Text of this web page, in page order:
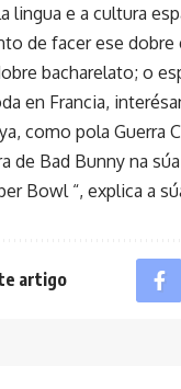
lingua e a cultura
de facer ese dobre
bacharelato; o
en Francia,
como pola Guerra
de Bad Bunny na
Bowl “, explica a
artigo